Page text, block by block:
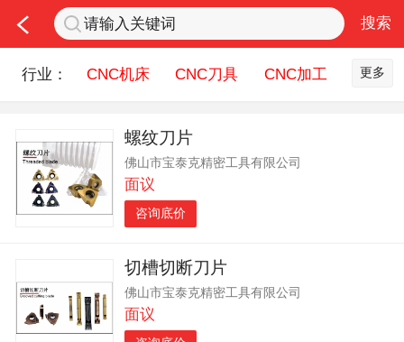
行业： CNC机床 CNC刀具
CNC加工
润滑油
机器人
机床刀具服务
更多
螺纹刀片
佛山市宝泰克精密工具有限公司
面议
咨询底价
切槽切断刀片
佛山市宝泰克精密工具有限公司
面议